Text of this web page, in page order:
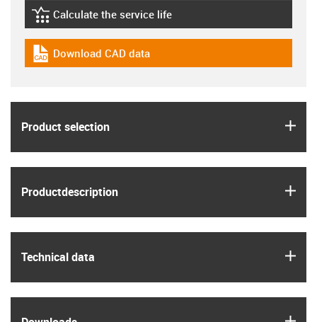
igus-icon-lebensdauerrechner
Calculate the service life
igus-icon-cad-dateien
Download CAD data
Product selection
Product­description
Technical data